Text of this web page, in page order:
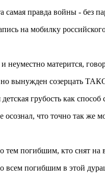
самая правда войны - без
на мобилку
неуместно матерится,
вынужден созерцать
грубость как
что точно так же
тем погибшим, кто снят на
всем погибшим в этой